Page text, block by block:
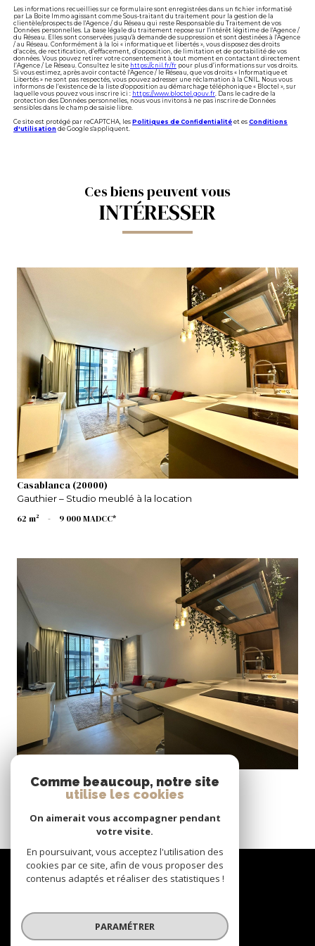
Les informations recueillies sur ce formulaire sont enregistrées dans un fichier informatisé
par La Boite Immo agissant comme Sous-traitant du traitement pour la gestion de la
clientèle/prospects de l'Agence / du Réseau qui reste Responsable du Traitement de vos
Données personnelles. La base légale du traitement repose sur l'intérêt légitime de l'Agence /
du Réseau. Elles sont conservées jusqu'à demande de suppression et sont destinées à l'Agence
/ au Réseau. Conformément à la loi « informatique et libertés », vous disposez des droits
d’accès, de rectification, d’effacement, d’opposition, de limitation et de portabilité de vos
données. Vous pouvez retirer votre consentement à tout moment en contactant directement
l’Agence / Le Réseau. Consultez le site https://cnil.fr/fr pour plus d’informations sur vos droits.
Si vous estimez, après avoir contacté l'Agence / le Réseau, que vos droits « Informatique et
Libertés » ne sont pas respectés, vous pouvez adresser une réclamation à la CNIL. Nous vous
informons de l’existence de la liste d'opposition au démarchage téléphonique « Bloctel », sur
laquelle vous pouvez vous inscrire ici : https://www.bloctel.gouv.fr. Dans le cadre de la
protection des Données personnelles, nous vous invitons à ne pas inscrire de Données
sensibles dans le champ de saisie libre.
Ce site est protégé par reCAPTCHA, les Politiques de Confidentialité et es Conditions
d'utilisation de Google s'appliquent.
Ces biens peuvent vous
INTÉRESSER
VOIR LE BIEN
Casablanca (20000)
Gauthier – Studio meublé à la location
62 m²
- 9 000 MADCC*
VOIR LE BIEN
Casablanca (20000)
Gauthier – Studio meublé à la location
Nous
suivre
Comme beaucoup, notre site
utilise les cookies
On aimerait vous accompagner pendant
votre visite.
En poursuivant, vous acceptez l'utilisation des
cookies par ce site, afin de vous proposer des
contenus adaptés et réaliser des statistiques !
PARAMÉTRER